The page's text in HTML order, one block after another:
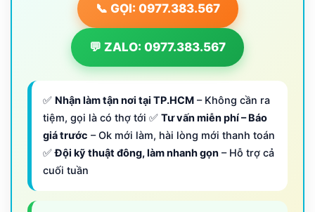
📞 GỌI: 0977.383.567
💬 ZALO: 0977.383.567
✅ Nhận làm tận nơi tại TP.HCM – Không cần ra
tiệm, gọi là có thợ tới ✅ Tư vấn miễn phí – Báo
giá trước – Ok mới làm, hài lòng mới thanh toán
✅Đội kỹ thuật đông, làm nhanh gọn – Hỗ trợ cả
cuối tuần